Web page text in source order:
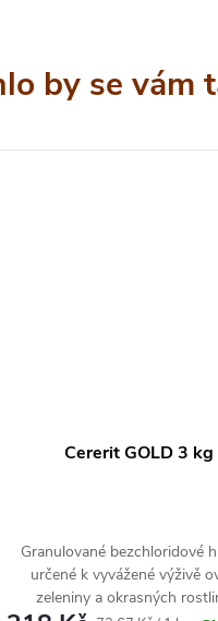
slunečním svitu.
zásoby živin a
originálním
Cererit GOLD 3 kg
Granulované bezchloridové
určené k vyvážené výživě
zeleniny a okrasných